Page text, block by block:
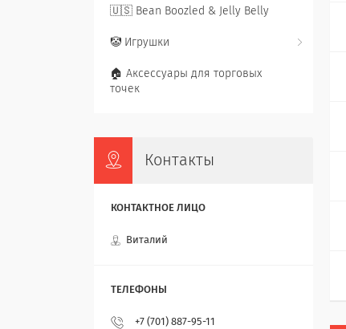
🇺🇸 Bean Boozled & Jelly Belly
🤡 Игрушки
🏠 Аксессуары для торговых
точек
Контакты
Виталий
+7 (701) 887-95-11